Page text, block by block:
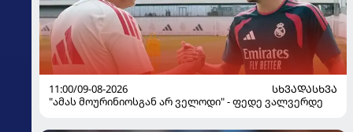
11:00/09-08-2026
ᲡᲮᲕᲐᲓᲐᲡᲮᲕᲐ
"ამას მოურინიოსგან არ ველოდი" - ფედე ვალვერდე